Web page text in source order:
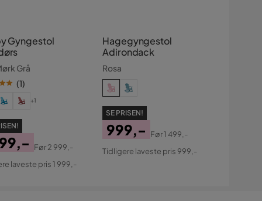
Gyngestol
Grå
(1)
+1
Før2 999,-
laveste pris 1 999,-
Hagegyngestol
Adirondack
Rosa
SE PRISEN!
Pris
999,-
Original
Før1 499,-
Tidligere laveste pris 999,-